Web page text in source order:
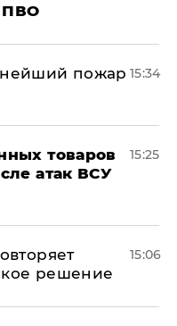
ПВО
пожар 15:34
товаров
атак ВСУ
15:25
решение
15:06